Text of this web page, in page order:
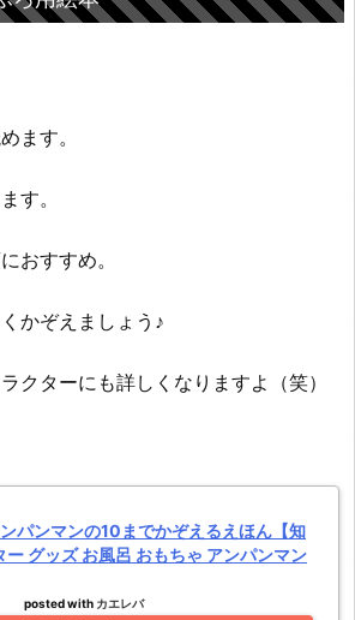
ます。
す。
おすすめ。
かぞえましょう♪
クターにも詳しくなりますよ（笑）
パンマンの10までかぞえるえほん【知
ー グッズ お風呂 おもちゃ アンパンマン
posted with カエレバ